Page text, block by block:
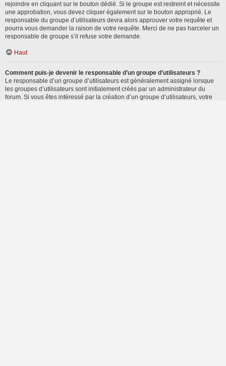
rejoindre en cliquant sur le bouton dédié. Si le groupe est restreint et nécessite
une approbation, vous devez cliquer également sur le bouton approprié. Le
responsable du groupe d’utilisateurs devra alors approuver votre requête et
pourra vous demander la raison de votre requête. Merci de ne pas harceler un
responsable de groupe s’il refuse votre demande.
Haut
Comment puis-je devenir le responsable d’un groupe d’utilisateurs ?
Le responsable d’un groupe d’utilisateurs est généralement assigné lorsque
les groupes d’utilisateurs sont initialement créés par un administrateur du
forum. Si vous êtes intéressé par la création d’un groupe d’utilisateurs, votre